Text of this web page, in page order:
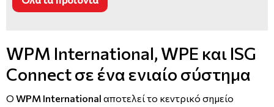
WPM International, WPE και ISG
Connect σε ένα ενιαίο σύστημα
Ο WPM International αποτελεί το κεντρικό σημείο